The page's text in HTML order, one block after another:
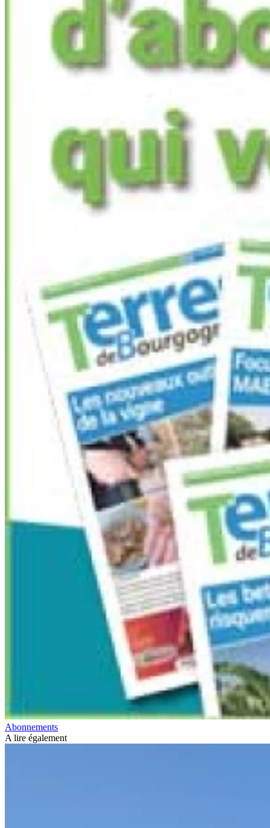
Abonnements
A lire également